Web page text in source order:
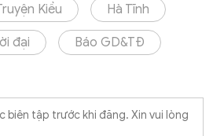
Kiều Hà Tĩnh
đại Báo GD&TĐ